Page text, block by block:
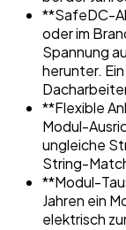
**SafeDC-
oder im
Spannung
herunter.
**Flexible
Modul-
ungleiche
String-
**Modul-
Jahren ein
elektrisch